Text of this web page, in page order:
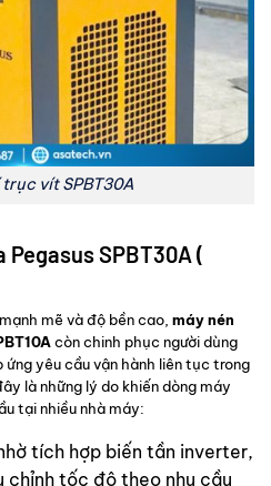
trục vít SPBT30A
SPBT30A (
mẽ và độ bền cao, máy nén
còn chinh phục người dùng
yêu cầu vận hành liên tục trong
là những lý do khiến dòng máy
tại nhiều nhà máy:
tích hợp biến tần inverter,
chỉnh tốc độ theo nhu cầu